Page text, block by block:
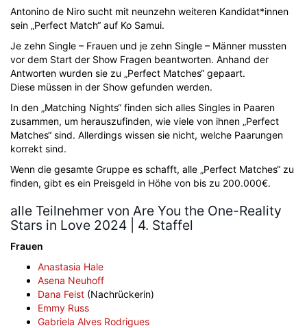
Antonino de Niro sucht mit neunzehn weiteren Kandidat*innen
sein „Perfect Match“ auf Ko Samui.
Je zehn Single – Frauen und je zehn Single – Männer mussten
vor dem Start der Show Fragen beantworten. Anhand der
Antworten wurden sie zu „Perfect Matches“ gepaart.
Diese müssen in der Show gefunden werden.
In den „Matching Nights“ finden sich alles Singles in Paaren
zusammen, um herauszufinden, wie viele von ihnen „Perfect
Matches“ sind. Allerdings wissen sie nicht, welche Paarungen
korrekt sind.
Wenn die gesamte Gruppe es schafft, alle „Perfect Matches“ zu
finden, gibt es ein Preisgeld in Höhe von bis zu 200.000€.
alle Teilnehmer von Are You the One-Reality
Stars in Love 2024 | 4. Staffel
Frauen
Anastasia Hale
Asena Neuhoff
Dana Feist (Nachrückerin)
Emmy Russ
Gabriela Alves Rodrigues